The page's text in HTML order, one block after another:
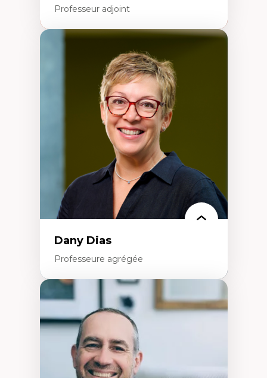
Professeur adjoint
Théories du développement
Économie politique comparée
Élites économiques
Sociologie économique
Extractivisme
Classes sociales
Mouvements sociaux
Théories de l’État
Dany Dias
Professeure agrégée
Expertises
Pédagogies critiques et justice sociale
Éthique relationnelle et sollicitude en
éducation
Décolonisation et autochtonisation de la
formation à l’enseignement
Littératie et didactique du français
Éducation inclusive